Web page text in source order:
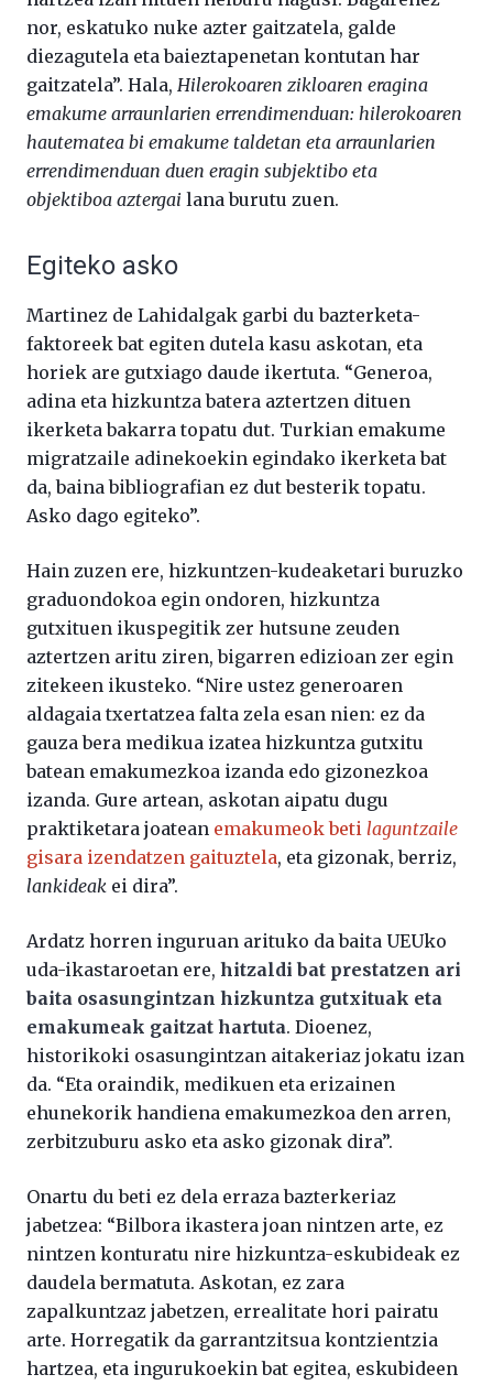
nor, eskatuko nuke azter gaitzatela, galde
diezagutela eta baieztapenetan kontutan har
gaitzatela”. Hala, Hilerokoaren zikloaren eragina
emakume arraunlarien errendimenduan: hilerokoaren
hautematea bi emakume taldetan eta arraunlarien
errendimenduan duen eragin subjektibo eta
objektiboa aztergai lana burutu zuen.
Egiteko asko
Martinez de Lahidalgak garbi du bazterketa-
faktoreek bat egiten dutela kasu askotan, eta
horiek are gutxiago daude ikertuta. “Generoa,
adina eta hizkuntza batera aztertzen dituen
ikerketa bakarra topatu dut. Turkian emakume
migratzaile adinekoekin egindako ikerketa bat
da, baina bibliografian ez dut besterik topatu.
Asko dago egiteko”.
Hain zuzen ere, hizkuntzen-kudeaketari buruzko
graduondokoa egin ondoren, hizkuntza
gutxituen ikuspegitik zer hutsune zeuden
aztertzen aritu ziren, bigarren edizioan zer egin
zitekeen ikusteko. “Nire ustez generoaren
aldagaia txertatzea falta zela esan nien: ez da
gauza bera medikua izatea hizkuntza gutxitu
batean emakumezkoa izanda edo gizonezkoa
izanda. Gure artean, askotan aipatu dugu
praktiketara joatean emakumeok beti laguntzaile
gisara izendatzen gaituztela, eta gizonak, berriz,
lankideak ei dira”.
Ardatz horren inguruan arituko da baita UEUko
uda-ikastaroetan ere, hitzaldi bat prestatzen ari
baita osasungintzan hizkuntza gutxituak eta
emakumeak gaitzat hartuta. Dioenez,
historikoki osasungintzan aitakeriaz jokatu izan
da. “Eta oraindik, medikuen eta erizainen
ehunekorik handiena emakumezkoa den arren,
zerbitzuburu asko eta asko gizonak dira”.
Onartu du beti ez dela erraza bazterkeriaz
jabetzea: “Bilbora ikastera joan nintzen arte, ez
nintzen konturatu nire hizkuntza-eskubideak ez
daudela bermatuta. Askotan, ez zara
zapalkuntzaz jabetzen, errealitate hori pairatu
arte. Horregatik da garrantzitsua kontzientzia
hartzea, eta ingurukoekin bat egitea, eskubideen